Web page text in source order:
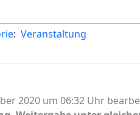
: Veranstaltung
2020 um 06:32 Uhr